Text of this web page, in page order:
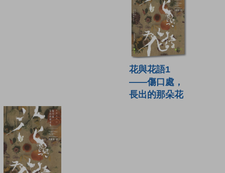
花與花語1
——傷口處，
長出的那朵花